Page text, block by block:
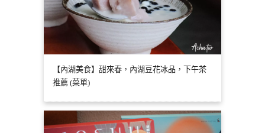
【內湖美食】甜來春，內湖豆花冰品，下午茶
推薦 (菜單)